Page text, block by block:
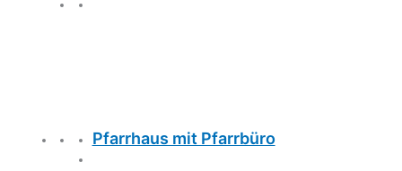
Pfarrhaus mit Pfarrbüro